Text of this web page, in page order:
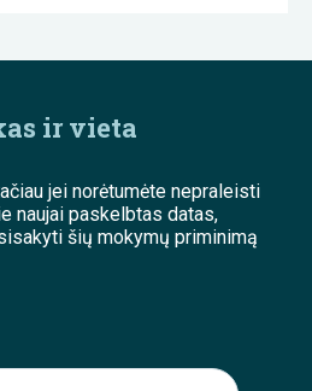
ir vieta
jei norėtumėte nepraleisti
naujai paskelbtas datas,
šių mokymų priminimą